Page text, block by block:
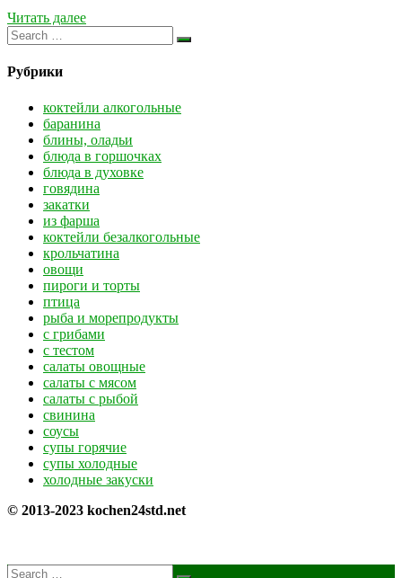
Читать далее
Рубрики
коктейли алкогольные
баранина
блины, оладьи
блюда в горшочках
блюда в духовке
говядина
закатки
из фарша
коктейли безалкогольные
крольчатина
овощи
пироги и торты
птица
рыба и морепродукты
с грибами
с тестом
салаты овощные
салаты с мясом
салаты с рыбой
свинина
соусы
супы горячие
супы холодные
холодные закуски
© 2013-2023 kochen24std.net